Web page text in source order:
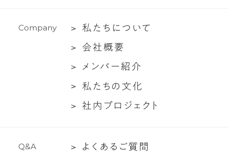
ア
対
談
Company
私
に
つ
私 た ち に つ いて
会
要
会社概要
メ
ー
メ ンバ ー紹介
私
文
私 た ちの 文化
社
ロ
社 内 プロ ジ ェ ク ト
Q&A
よ よ く あ る ご質 問